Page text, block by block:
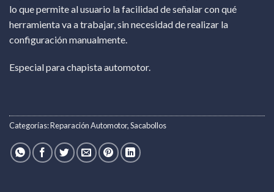
lo que permite al usuario la facilidad de señalar con qué
herramienta va a trabajar, sin necesidad de realizar la
configuración manualmente.
Especial para chapista automotor.
Categorías:Reparación Automotor,Sacabollos